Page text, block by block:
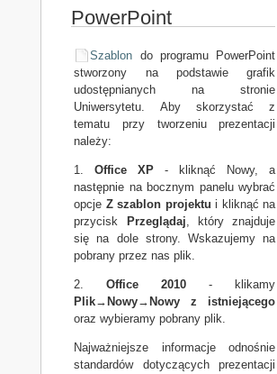
PowerPoint
Szablon do programu PowerPoint
stworzony na podstawie grafik
udostępnianych na stronie
Uniwersytetu. Aby skorzystać z
tematu przy tworzeniu prezentacji
należy:
1.Office XP - kliknąć Nowy, a
następnie na bocznym panelu wybrać
opcje Z szablon projektu i kliknąć na
przycisk
Przeglądaj, który znajduje
się na dole strony. Wskazujemy na
pobrany przez nas plik.
2.Office 2010 - klikamy
Plik→ Nowy→ Nowy z istniejącego
oraz wybieramy pobrany plik.
Najważniejsze informacje odnośnie
standardów dotyczących prezentacji